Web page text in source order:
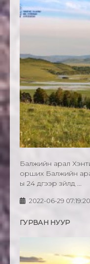
Балжийн арал
орших Балжийн
ы 24 дүгээр зүйлд ...
2022-06-29 07:19:20
ГУРВАН НУУР